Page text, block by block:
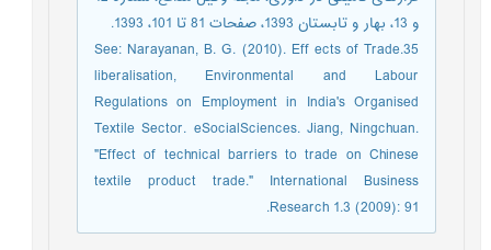
و 13، بهار و تابستان 1393، صفحات 81 تا 101، 1393.
35.See: Narayanan, B. G. (2010). Eff ects of Trade
liberalisation, Environmental and Labour
Regulations on Employment in India's Organised
Textile Sector. eSocialSciences. Jiang, Ningchuan.
"Effect of technical barriers to trade on Chinese
textile product trade." International Business
Research 1.3 (2009): 91.